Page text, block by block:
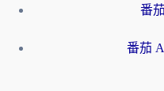
番
番茄